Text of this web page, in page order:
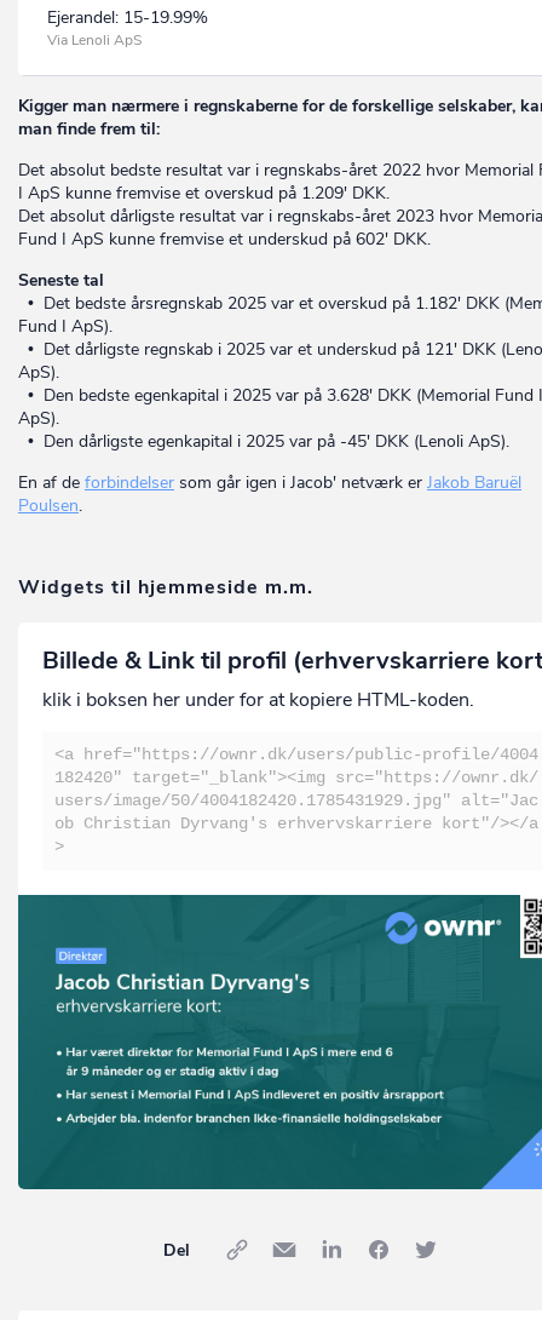
Ejerandel: 15-19.99%
Via Lenoli ApS
Kigger man nærmere i regnskaberne for de forskellige selskaber,
man finde frem til:
Det absolut bedste resultat var i regnskabs-året 2022 hvor Memorial
I ApS kunne fremvise et overskud på 1.209' DKK.
Det absolut dårligste resultat var i regnskabs-året 2023 hvor
Fund I ApS kunne fremvise et underskud på 602' DKK.
Seneste tal
• Det bedste årsregnskab 2025 var et overskud på 1.182' DKK
Fund I ApS).
• Det dårligste regnskab i 2025 var et underskud på 121' DKK
ApS).
• Den bedste egenkapital i 2025 var på 3.628' DKK (Memorial Fund I
ApS).
• Den dårligste egenkapital i 2025 var på -45' DKK (Lenoli ApS).
En af de forbindelser som går igen i Jacob' netværk er Jakob Baruël
Poulsen.
Widgets til hjemmeside m.m.
Billede & Link til profil (erhvervskarriere
klik i boksen her under for at kopiere HTML-koden.
<a href="https://ownr.dk/users/public-profile/4004
182420" target="_blank"><img src="https://ownr.dk/
users/image/50/4004182420.1785431929.jpg" alt="Jac
ob Christian Dyrvang's erhvervskarriere kort"/></a
>
Del